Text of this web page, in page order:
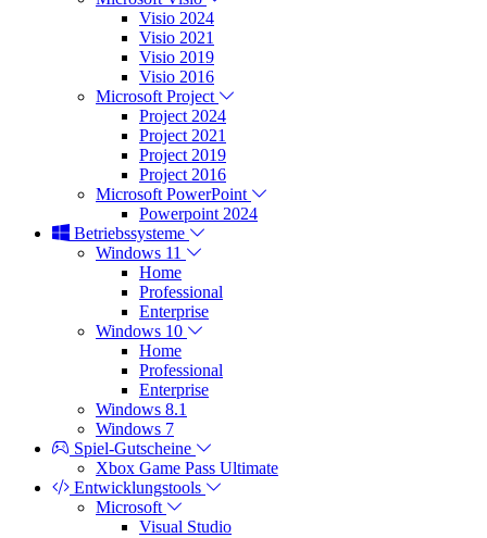
Visio 2024
Visio 2021
Visio 2019
Visio 2016
Microsoft Project
Project 2024
Project 2021
Project 2019
Project 2016
Microsoft PowerPoint
Powerpoint 2024
Betriebssysteme
Windows 11
Home
Professional
Enterprise
Windows 10
Home
Professional
Enterprise
Windows 8.1
Windows 7
Spiel-Gutscheine
Xbox Game Pass Ultimate
Entwicklungstools
Microsoft
Visual Studio